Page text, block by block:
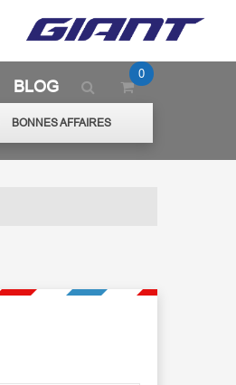
BLOG
0
BONNES AFFAIRES